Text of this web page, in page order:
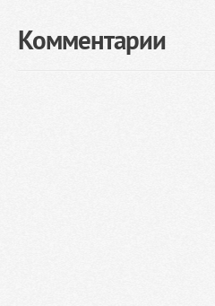
Комментарии